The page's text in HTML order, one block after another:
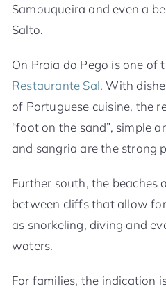
Samouqueira and even a
Salto.
On Praia do Pego is one of
Restaurante Sal. With
of Portuguese cuisine, the
“foot on the sand”, simple
and sangria are the strong
Further south, the beaches
between cliffs that allow
as snorkeling, diving and
waters.
For families, the indication